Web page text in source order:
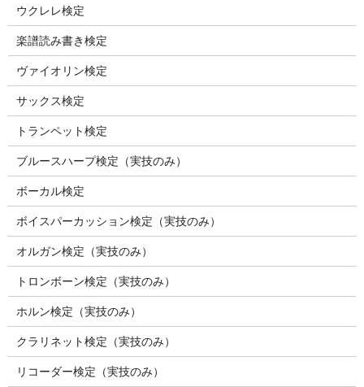
ウクレレ検定
楽譜読み書き検定
ヴァイオリン検定
サックス検定
トランペット検定
ブルースハープ検定（実技のみ）
ボーカル検定
ボイスパーカッション検定（実技のみ）
オルガン検定（実技のみ）
トロンボーン検定（実技のみ）
ホルン検定（実技のみ）
クラリネット検定（実技のみ）
リコーダー検定（実技のみ）